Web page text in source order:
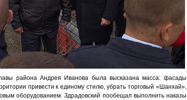
района Андрея Иванова была высказана масса: фасады
привести к единому стилю, убрать торговый «Шанхай»,
оборудованием. Здрадовский пообещал выполнить наказы